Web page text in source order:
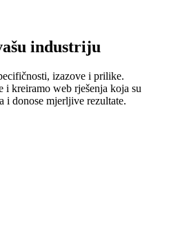
industriju
izazove i prilike.
i kreiramo web rješenja koja su
i donose mjerljive rezultate.